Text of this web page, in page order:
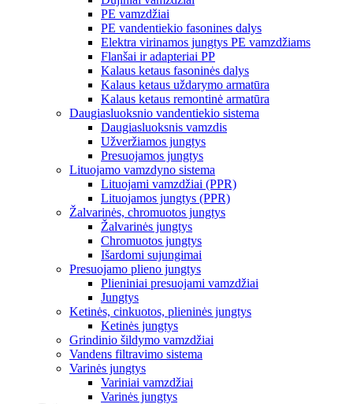
PE vamzdžiai
PE vandentiekio fasonines dalys
Elektra virinamos jungtys PE vamzdžiams
Flanšai ir adapteriai PP
Kalaus ketaus fasoninės dalys
Kalaus ketaus uždarymo armatūra
Kalaus ketaus remontinė armatūra
Daugiasluoksnio vandentiekio sistema
Daugiasluoksnis vamzdis
Užveržiamos jungtys
Presuojamos jungtys
Lituojamo vamzdyno sistema
Lituojami vamzdžiai (PPR)
Lituojamos jungtys (PPR)
Žalvarinės, chromuotos jungtys
Žalvarinės jungtys
Chromuotos jungtys
Išardomi sujungimai
Presuojamo plieno jungtys
Plieniniai presuojami vamzdžiai
Jungtys
Ketinės, cinkuotos, plieninės jungtys
Ketinės jungtys
Grindinio šildymo vamzdžiai
Vandens filtravimo sistema
Varinės jungtys
Variniai vamzdžiai
Varinės jungtys